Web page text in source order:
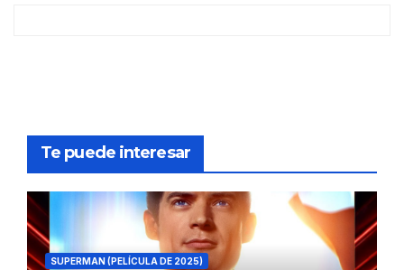
Te puede interesar
SUPERMAN (PELÍCULA DE 2025)